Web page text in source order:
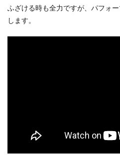
ふざける時も全力ですが、パフォ
します。